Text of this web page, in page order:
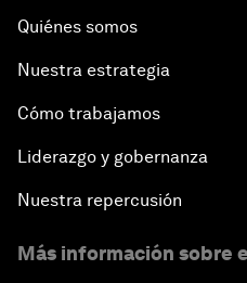
Quiénes somos
Nuestra estrategia
Cómo trabajamos
Liderazgo y gobernanza
Nuestra repercusión
Más información sobre